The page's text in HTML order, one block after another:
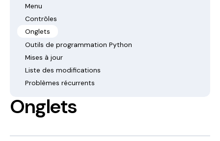
Menu
Contrôles
Onglets
Outils de programmation Python
Mises à jour
Liste des modifications
Problèmes récurrents
Onglets